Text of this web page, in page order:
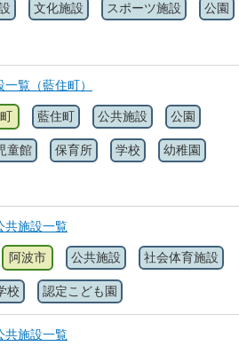
文化施設 スポーツ施設 公園
覧（藍住町）
藍住町 公共施設 公園
童館 保育所 学校 幼稚園
共施設一覧
阿波市 公共施設 社会体育施設
校 認定こども園
共施設一覧